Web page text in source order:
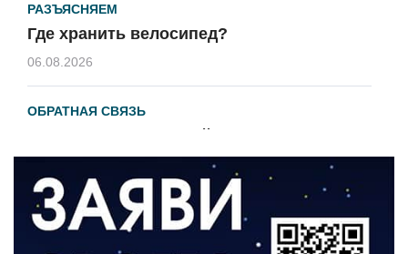
РАЗЪЯСНЯЕМ
Где хранить велосипед?
06.08.2026
ОБРАТНАЯ СВЯЗЬ
Администрация онлайн
ВЛАСТЬ
День памяти и «Симфония народов»